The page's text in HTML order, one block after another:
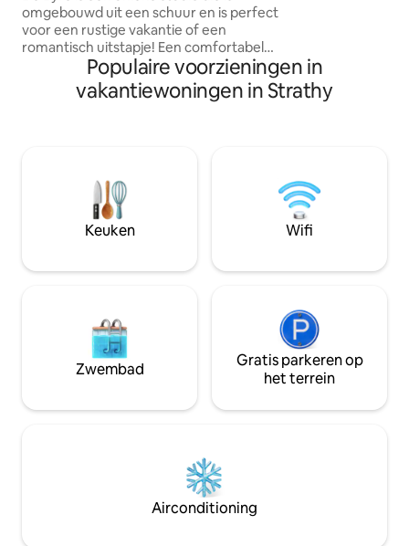
omgebouwd uit een schuur en is perfect
voor een rustige vakantie of een
romantisch uitstapje! Een comfortabel
tweepersoonsbed van hotelkwaliteit in
zelfstandige accommodatie met een
prachtig uitzicht op de zee en de
oven. Veel warm water. Een houtkachel
en twee kachels. Honden zijn welkom,
maar maximaal twee vanwege de
beperkte ruimte. Geweldige locatie als
verkennen.
Populaire voorzieningen in
vakantiewoningen in Strathy
Keuken Wifi
Zwembad
Gratis parkeren op
het terrein
Airconditioning